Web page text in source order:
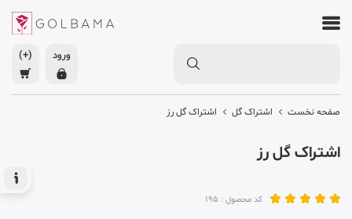
ورود (+)
صفحه نخست اشتراک گل اشتراک گل رز
اشتراک گل رز
کد محصول : 195